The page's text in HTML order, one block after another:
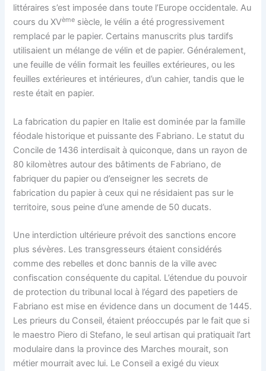
littéraires s’est imposée dans toute l’Europe occidentale. Au
cours du XVème siècle, le vélin a été progressivement
remplacé par le papier. Certains manuscrits plus tardifs
utilisaient un mélange de vélin et de papier. Généralement,
une feuille de vélin formait les feuilles extérieures, ou les
feuilles extérieures et intérieures, d’un cahier, tandis que le
reste était en papier.
La fabrication du papier en Italie est dominée par la famille
féodale historique et puissante des Fabriano. Le statut du
Concile de 1436 interdisait à quiconque, dans un rayon de
80 kilomètres autour des bâtiments de Fabriano, de
fabriquer du papier ou d’enseigner les secrets de
fabrication du papier à ceux qui ne résidaient pas sur le
territoire, sous peine d’une amende de 50 ducats.
Une interdiction ultérieure prévoit des sanctions encore
plus sévères. Les transgresseurs étaient considérés
comme des rebelles et donc bannis de la ville avec
confiscation conséquente du capital. L’étendue du pouvoir
de protection du tribunal local à l’égard des papetiers de
Fabriano est mise en évidence dans un document de 1445.
Les prieurs du Conseil, étaient préoccupés par le fait que si
le maestro Piero di Stefano, le seul artisan qui pratiquait l’art
modulaire dans la province des Marches mourait, son
métier mourrait avec lui. Le Conseil a exigé du vieux